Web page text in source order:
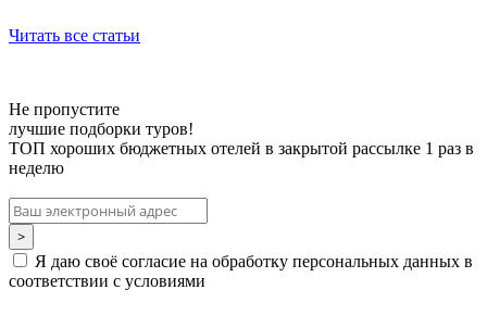
Читать все статьи
Не пропустите
лучшие подборки туров!
ТОП хороших бюджетных отелей в закрытой рассылке 1 раз в
неделю
Я даю своё согласие на обработку персональных данных в
соответствии с условиями